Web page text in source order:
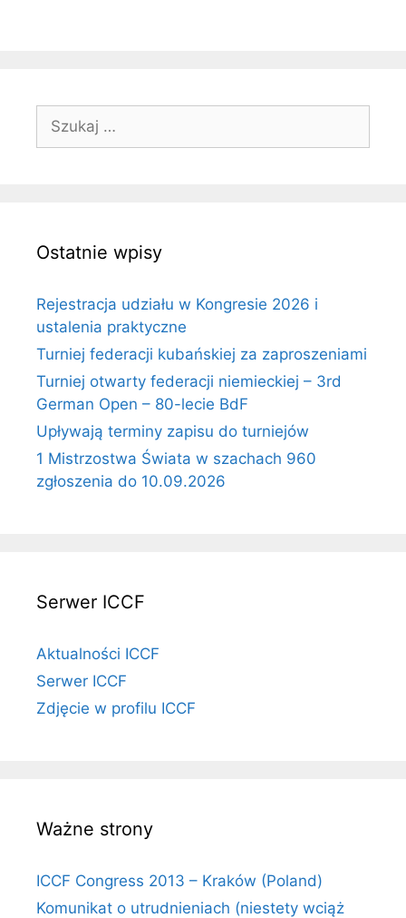
Ostatnie wpisy
Rejestracja udziału w Kongresie 2026 i
ustalenia praktyczne
Turniej federacji kubańskiej za zaproszeniami
Turniej otwarty federacji niemieckiej – 3rd
German Open – 80-lecie BdF
Upływają terminy zapisu do turniejów
1 Mistrzostwa Świata w szachach 960
zgłoszenia do 10.09.2026
Serwer ICCF
Aktualności ICCF
Serwer ICCF
Zdjęcie w profilu ICCF
Ważne strony
ICCF Congress 2013 – Kraków (Poland)
Komunikat o utrudnieniach (niestety wciąż